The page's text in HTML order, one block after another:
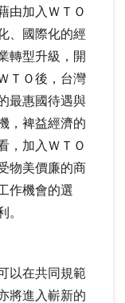
由加入ＷＴＯ
、國際化的經
轉型升級，開
ＴＯ後，台灣
最惠國待遇與
，裨益經濟的
，加入ＷＴＯ
物美價廉的商
作機會的選
。
以在共同規範
將進入嶄新的